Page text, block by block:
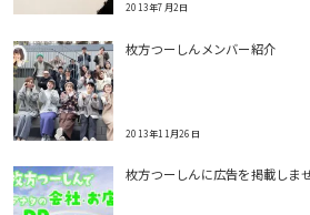
2013年7月2日
枚方つーしんメンバー紹介
2013年11月26日
枚方つーしんに広告を掲載しま